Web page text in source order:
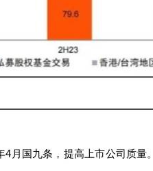
4 月 国九条 ，提高上市公司质量。